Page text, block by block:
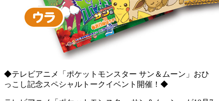
◆テレビアニメ「ポケットモンスター サン＆ムーン」おひ
っこし記念スペシャルトークイベント開催！◆